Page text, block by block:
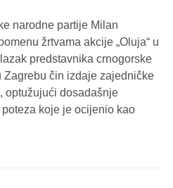
narodne partije Milan
žrtvama akcije „Oluja“ u
predstavnika crnogorske
čin izdaje zajedničke
optužujući dosadašnje
koje je ocijenio kao